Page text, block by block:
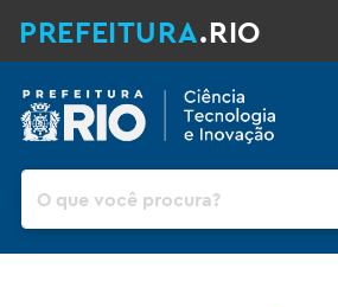
PREFEITURA.RIO
Pesquisar